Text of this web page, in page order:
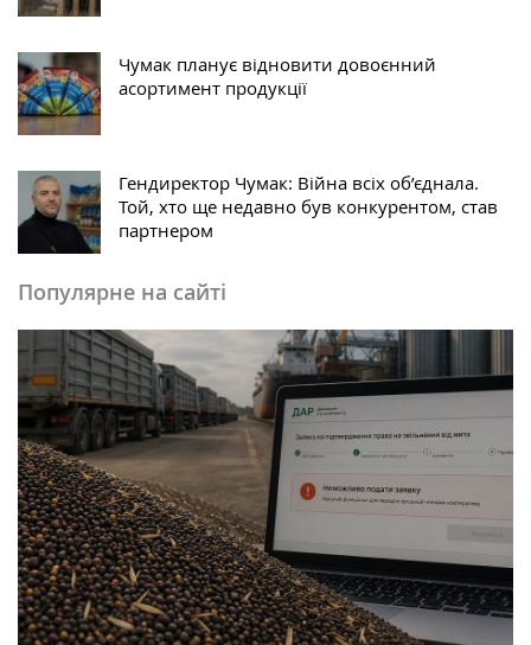
Чумак планує відновити довоєнний
асортимент продукції
Гендиректор Чумак: Війна всіх об’єднала.
Той, хто ще недавно був конкурентом, став
партнером
Популярне на сайті